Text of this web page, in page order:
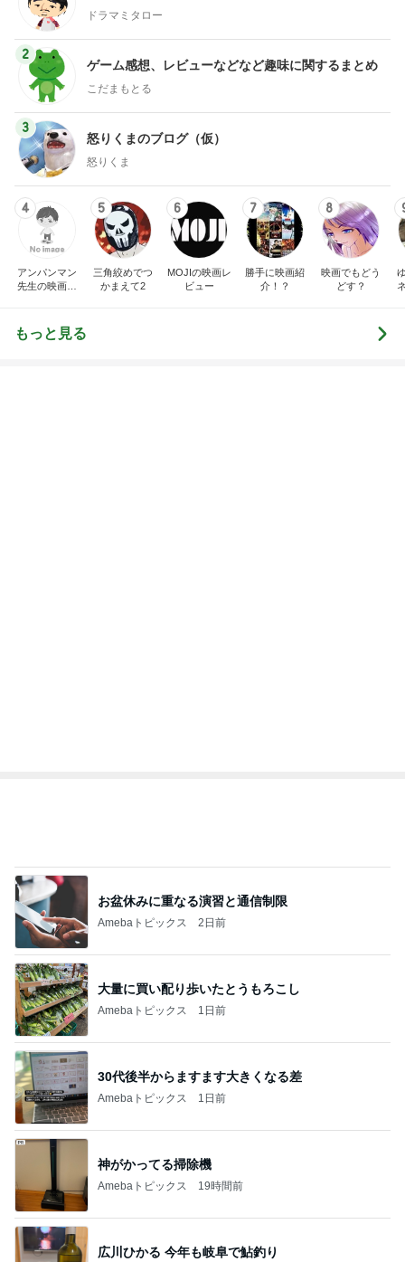
ドラマミタロー
2
ゲーム感想、レビューなどなど趣味に関するまとめ
こだまもとる
3
怒りくまのブログ（仮）
怒りくま
4
アンパンマン
先生の映画講
5
三角絞めでつ
かまえて2
6
MOJIの映画レ
ビュー
7
勝手に映画紹
介！？
8
映画でもどう
どす？
もっと見る
お盆休みに重なる演習と通信制限
Amebaトピックス 2日前
大量に買い配り歩いたとうもろこし
Amebaトピックス 1日前
30代後半からますます大きくなる差
Amebaトピックス 1日前
神がかってる掃除機
Amebaトピックス 19時間前
広川ひかる 今年も岐阜で鮎釣り